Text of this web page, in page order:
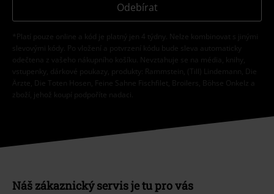
Odebírat
*Platí pouze online a kód je platný jen 4 týdny. Nelze kombinovat s jinými
slevovými kódy. Po vložení a potvrzení kódu bude sleva automaticky
odečtena z vašeho nákupního košíku. Nevztahuje se na média, knihy,
vstupenky, dárkové poukazy, produkty: Rammstein, (Till) Lindemann, Die
Ärzte, Die Toten Hosen, Feine Sahne Fischfilet, Broilers, Böhse Onkelz a
zboží, jehož koupí podpoříte nadaci.
Náš zákaznický servis je tu pro vás